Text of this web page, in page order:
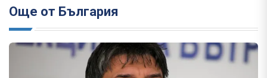
Още от България